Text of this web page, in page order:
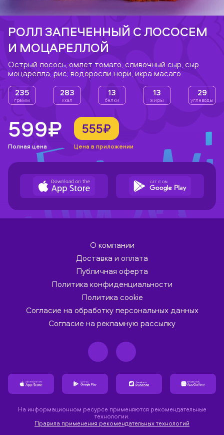
РОЛЛ ЗАПЕЧЕННЫЙ С ЛОСОСЕМ
И МОЦАРЕЛЛОЙ
Острый лосось, омлет томаго, сливочный сыр, сыр
моцарелла, рис, водоросли нори, икра масаго
235
грамм
283
ккал
13
белки
13
жиры
29
углеводы
599₽
Полная цена
555₽
Цена в приложении
О компании
Доставка и оплата
Публичная оферта
Политика конфиденциальности
Политика cookie
Согласие на обработку персональных данных
Согласие на рекламную рассылку
На информационном ресурсе применяются рекомендательные
технологии.
Правила применения рекомендательных технологий